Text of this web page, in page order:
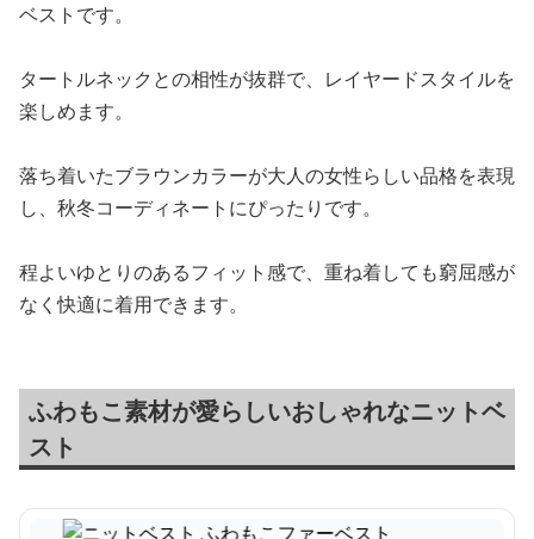
ベストです。
タートルネックとの相性が抜群で、レイヤードスタイルを
楽しめます。
落ち着いたブラウンカラーが大人の女性らしい品格を表現
し、秋冬コーディネートにぴったりです。
程よいゆとりのあるフィット感で、重ね着しても窮屈感が
なく快適に着用できます。
ふわもこ素材が愛らしいおしゃれなニットベ
スト